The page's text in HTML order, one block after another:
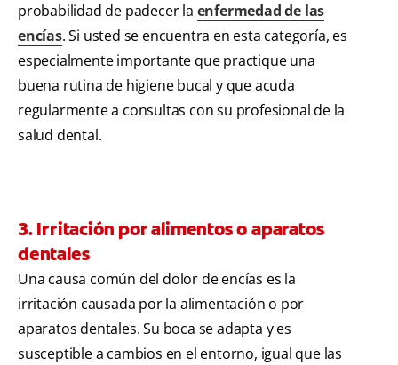
probabilidad de padecer la enfermedad de las
encías. Si usted se encuentra en esta categoría, es
especialmente importante que practique una
buena rutina de higiene bucal y que acuda
regularmente a consultas con su profesional de la
salud dental.
3. Irritación por alimentos o aparatos
dentales
Una causa común del dolor de encías es la
irritación causada por la alimentación o por
aparatos dentales. Su boca se adapta y es
susceptible a cambios en el entorno, igual que las